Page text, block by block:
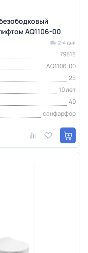
AQ1106-00
2-4 дня
79818
AQ1106-00
25
10 лет
49
санфарфор